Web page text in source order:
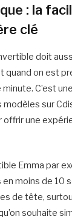
: la
clé
doit
on est
C’est
modèles sur
une
Emma par
moins de 10
de tête,
souhaite